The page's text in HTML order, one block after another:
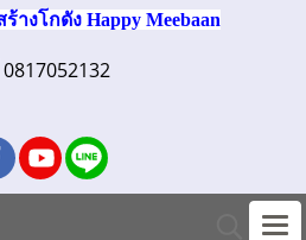
างโกดัง Happy Meebaan
0817052132